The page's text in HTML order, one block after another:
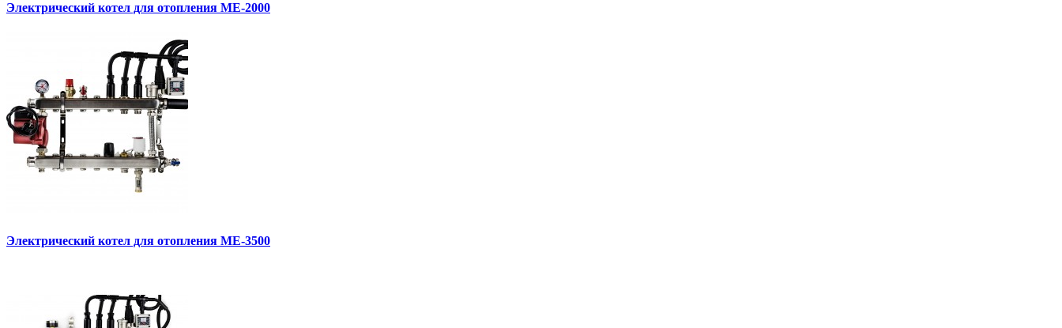
Электрический котел для отопления МЕ-2000
Электрический котел для отопления МЕ-3500